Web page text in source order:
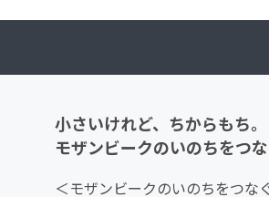
小さいけれど、ちからもち。
モザンビークのいのちをつ
＜モザンビークのいのちをつな